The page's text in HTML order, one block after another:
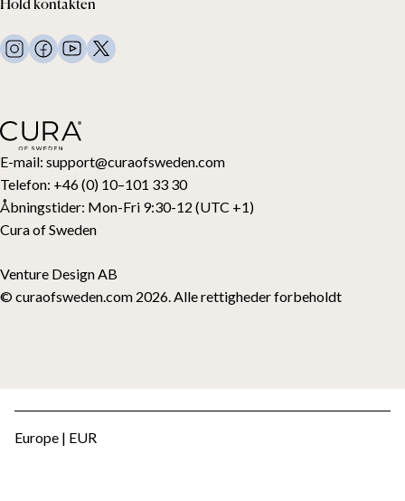
E-mail: support@curaofsweden.com
Telefon: +46 (0) 10–101 33 30
Åbningstider: Mon-Fri 9:30-12 (UTC +1)
Cura of Sweden
Venture Design AB
© curaofsweden.com 2026. Alle rettigheder forbeholdt
Sengetøj
Puder og andet
Topmadrasser
Gavekort
Vilkår og betingelser
FAQ
Kontakt os
Hold kontakten
Europe | EUR